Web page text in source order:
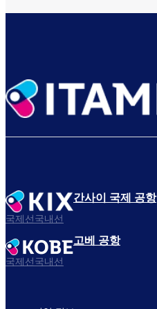
간사이 국제 공항
국제선국내선
고베 공항
국제선국내선